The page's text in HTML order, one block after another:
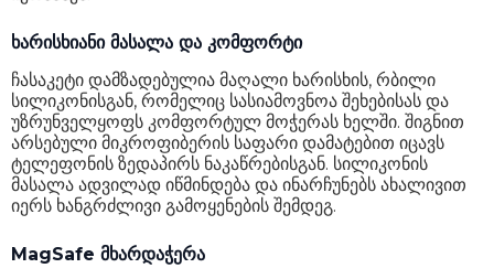
ხარისხიანი მასალა და კომფორტი
ჩასაკეტი დამზადებულია მაღალი ხარისხის, რბილი
სილიკონისგან, რომელიც სასიამოვნოა შეხებისას და
უზრუნველყოფს კომფორტულ მოჭერას ხელში. შიგნით
არსებული მიკროფიბერის საფარი დამატებით იცავს
ტელეფონის ზედაპირს ნაკაწრებისგან. სილიკონის
მასალა ადვილად იწმინდება და ინარჩუნებს ახალივით
იერს ხანგრძლივი გამოყენების შემდეგ.
MagSafe მხარდაჭერა